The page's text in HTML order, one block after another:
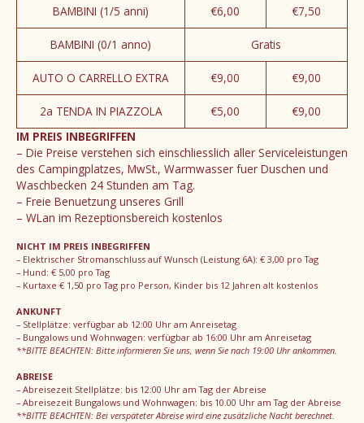
BAMBINI (1/5 anni) €6,00 €7,50
BAMBINI (0/1 anno) Gratis
AUTO O CARRELLO EXTRA €9,00 €9,00
2a TENDA IN PIAZZOLA €5,00
€9,00
IM PREIS INBEGRIFFEN
– Die Preise verstehen sich einschliesslich aller Serviceleistungen
des Campingplatzes, MwSt., Warmwasser fuer Duschen und
Waschbecken 24 Stunden am Tag.
– Freie Benuetzung unseres Grill
– WLan im Rezeptionsbereich kostenlos
NICHT IM PREIS INBEGRIFFEN
– Elektrischer Stromanschluss auf Wunsch (Leistung 6A): € 3,00 pro Tag
– Hund: € 5,00 pro Tag
– Kurtaxe € 1,50 pro Tag pro Person, Kinder bis 12 Jahren alt kostenlos
ANKUNFT
– Stellplätze: verfügbar ab 12:00 Uhr am Anreisetag
– Bungalows und Wohnwagen: verfügbar ab 16:00 Uhr am Anreisetag
**BITTE BEACHTEN: Bitte informieren Sie uns, wenn Sie nach 19:00 Uhr ankommen.
ABREISE
– Abreisezeit Stellplätze: bis 12:00 Uhr am Tag der Abreise
– Abreisezeit Bungalows und Wohnwagen: bis 10.00 Uhr am Tag der Abreise
**BITTE BEACHTEN: Bei verspäteter Abreise wird eine zusätzliche Nacht berechnet.